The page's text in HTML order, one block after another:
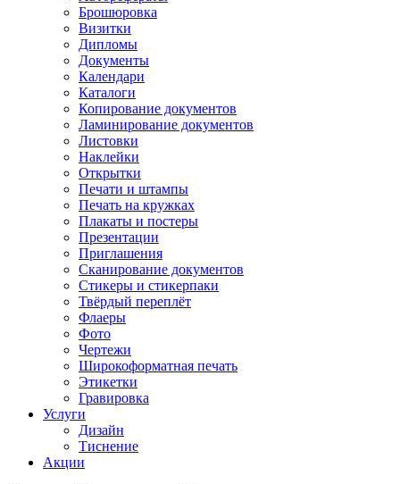
Брошюровка
Визитки
Дипломы
Документы
Календари
Каталоги
Копирование документов
Ламинирование документов
Листовки
Наклейки
Открытки
Печати и штампы
Печать на кружках
Плакаты и постеры
Презентации
Приглашения
Сканирование документов
Стикеры и стикерпаки
Твёрдый переплёт
Флаеры
Фото
Чертежи
Широкоформатная печать
Этикетки
Гравировка
Услуги
Дизайн
Тиснение
Акции